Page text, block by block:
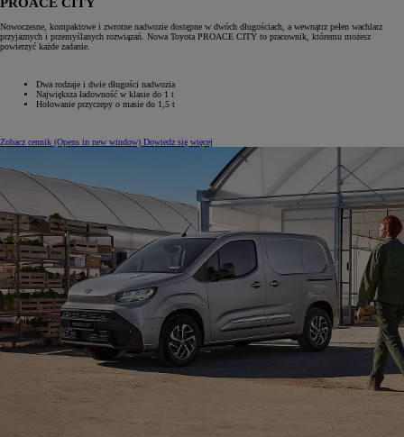
Nowoczesne, kompaktowe i zwrotne nadwozie dostępne w dwóch długościach, a wewnątrz pełen wachlarz
przyjaznych i przemyślanych rozwiązań. Nowa Toyota PROACE CITY to pracownik, któremu możesz
powierzyć każde zadanie.
Dwa rodzaje i dwie długości nadwozia
Największa ładowność w klasie do 1 t
Holowanie przyczepy o masie do 1,5 t
Zobacz cennik (Opens in new window) Dowiedz się więcej